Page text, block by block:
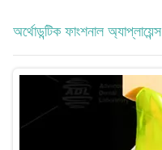
অর্থোডন্টিক ফাংশনাল অ্যাপ্লায়েন্স